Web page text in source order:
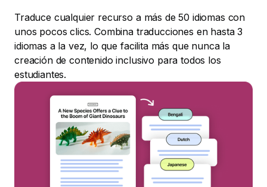
Traduce cualquier recurso a más de 50 idiomas con
unos pocos clics. Combina traducciones en hasta 3
idiomas a la vez, lo que facilita más que nunca la
creación de contenido inclusivo para todos los
estudiantes.